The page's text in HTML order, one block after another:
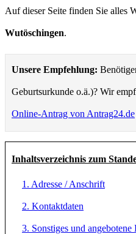
Auf dieser Seite finden Sie alles
Wutöschingen.
Unsere Empfehlung:
Geburtsurkunde o.ä.)? Wir
Online-Antrag von Antrag24.de
Inhaltsverzeichnis zum
1. Adresse / Anschrift
2. Kontaktdaten
3. Sonstiges und angebotene